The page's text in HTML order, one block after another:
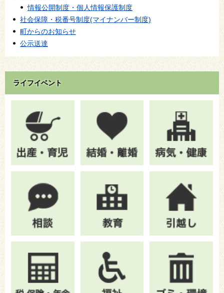
情報公開制度・個人情報保護制度
社会保障・税番号制度(マイナンバー制度)
町からのお知らせ
公示送達
ライフイベント